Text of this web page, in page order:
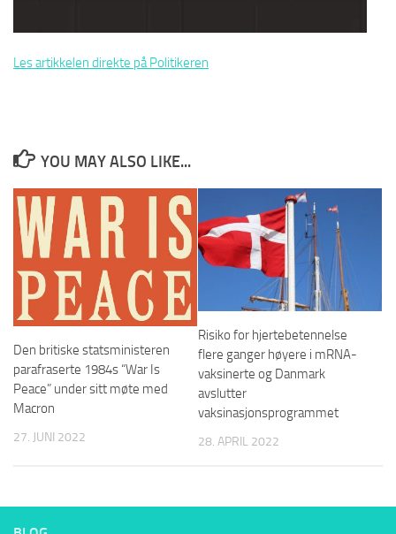
Les artikkelen direkte på Politikeren
YOU MAY ALSO LIKE...
Den britiske statsministeren
parafraserte 1984s “War Is
Peace” under sitt møte med
Macron
27. JUNI 2022
Risiko for hjertebetennelse
flere ganger høyere i mRNA-
vaksinerte og Danmark
avslutter
vaksinasjonsprogrammet
28. APRIL 2022